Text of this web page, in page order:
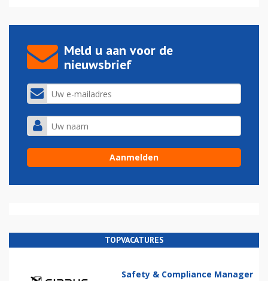
Meld u aan voor de
nieuwsbrief
TOPVACATURES
Safety & Compliance Manager